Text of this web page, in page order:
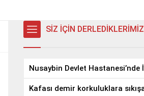
SİZ İÇİN DERLEDİKLERİMİZ